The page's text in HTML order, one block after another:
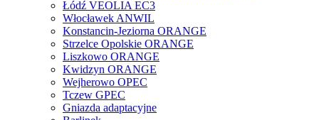
Łódź VEOLIA EC3
Włocławek ANWIL
Konstancin-Jeziorna ORANGE
Strzelce Opolskie ORANGE
Liszkowo ORANGE
Kwidzyn ORANGE
Wejherowo OPEC
Tczew GPEC
Gniazda adaptacyjne